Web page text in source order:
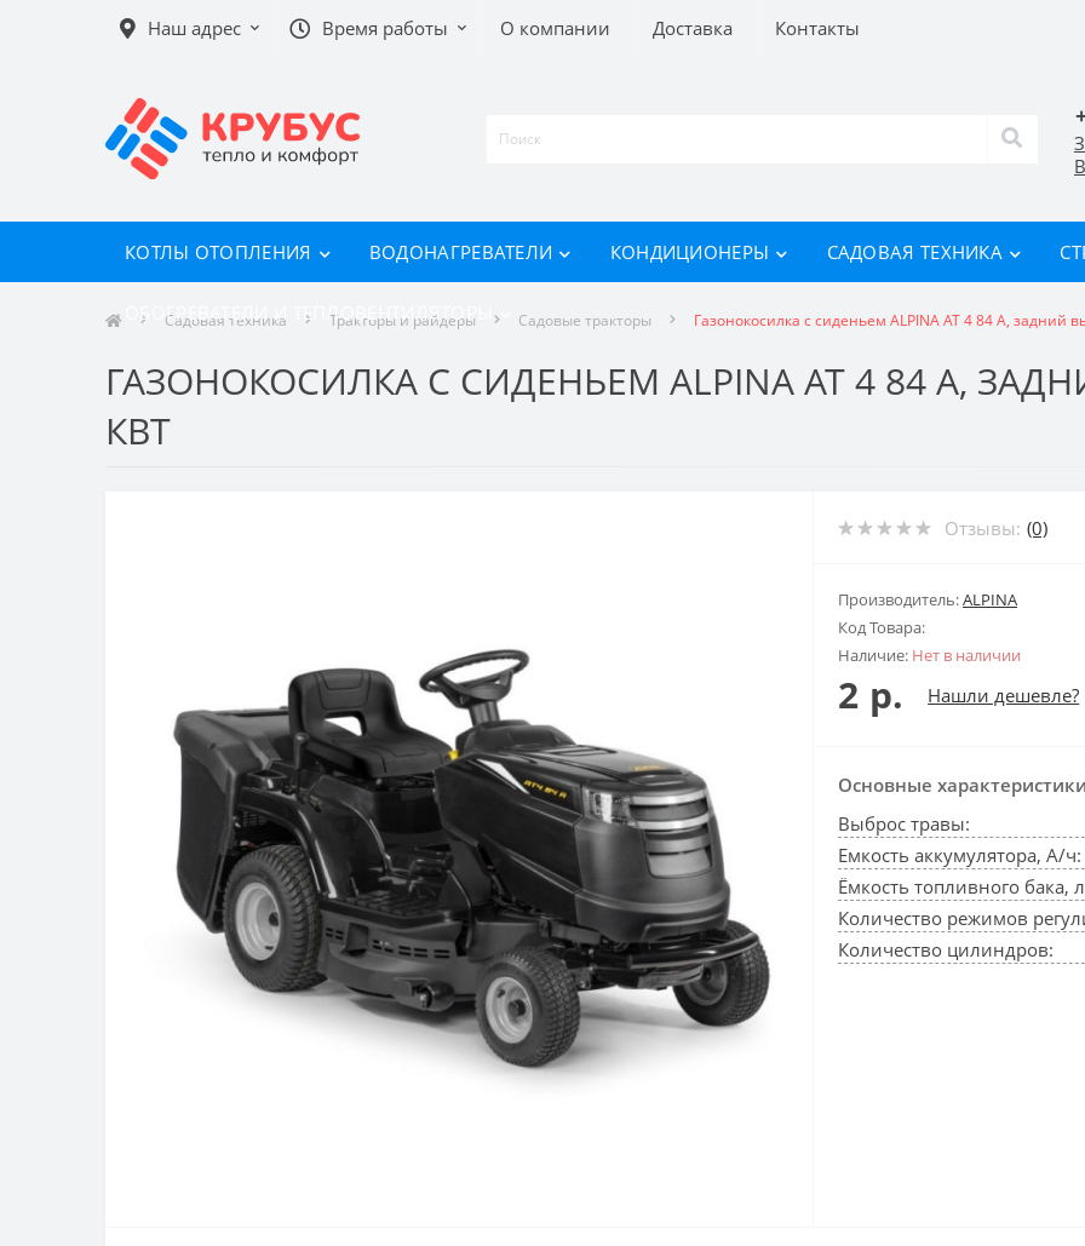
Наш адрес Время работы О компании Доставка Контакты
КОТЛЫ ОТОПЛЕНИЯ ВОДОНАГРЕВАТЕЛИ КОНДИЦИОНЕРЫ САДОВАЯ ТЕХНИКА
ОБОГРЕВАТЕЛИ И ТЕПЛОВЕНТИЛЯТОРЫ
Садовая техника Тракторы и райдеры Садовые тракторы Газонокосилка с сиденьем ALPINA AT 4 84 A, задний
ГАЗОНОКОСИЛКА С СИДЕНЬЕМ ALPINA AT 4 84 A,
КВТ
Отзывы: (0)
Производитель:ALPINA
Код Товара:
Наличие: Нет в наличии
2 р. Нашли дешевле?
Основные
Выброс травы:
Емкость аккумулятора, А/ч:
Ёмкость топливного бака,
Количество режимов
Количество цилиндров: